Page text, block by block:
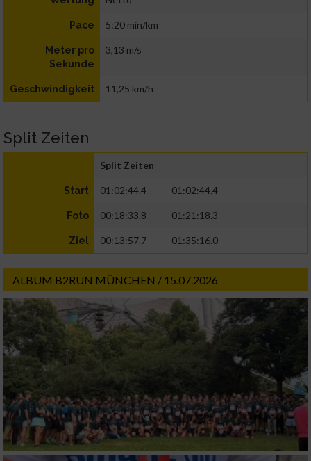
Pace 5:20 min/km
Meter pro
Sekunde
3,13 m/s
Geschwindigkeit 11,25 km/h
Split Zeiten
Split Zeiten
Start 01:02:44.4 01:02:44.4
Foto 00:18:33.8 01:21:18.3
Ziel 00:13:57.7 01:35:16.0
ALBUM B2RUN MÜNCHEN / 15.07.2026